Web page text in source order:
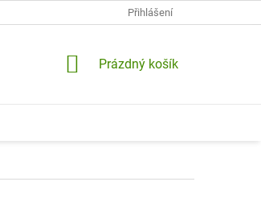
DOPRAVA A PLATBY
Přihlášení
NÁKUPNÍ
Prázdný košík